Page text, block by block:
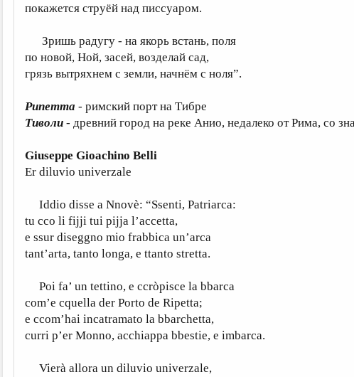
покажется струёй над писсуаром.
Зришь радугу - на якорь встань, поля
по новой, Ной, засей, возделай сад,
грязь вытряхнем с земли, начнём с ноля”.
Рипетта - римский порт на Тибре
Тиволи - древний город на реке Анио, недалеко от Рима, со
Giuseppe Gioachino Belli
Er diluvio univerzale
Iddio disse a Nnovè: “Ssenti, Patriarca:
tu cco li fijji tui pijja l’accetta,
e ssur diseggno mio frabbica un’arca
tant’arta, tanto longa, e ttanto stretta.
Poi fa’ un tettino, e ccròpisce la bbarca
com’e cquella der Porto de Ripetta;
e ccom’hai incatramato la bbarchetta,
curri p’er Monno, acchiappa bbestie, e imbarca.
Vierà allora un diluvio univerzale,